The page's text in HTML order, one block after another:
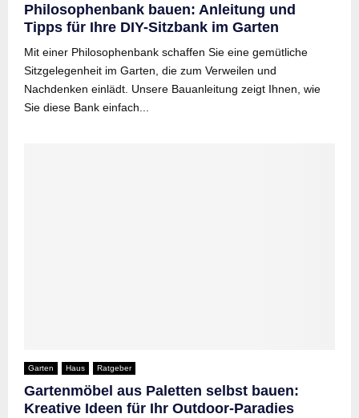
Philosophenbank bauen: Anleitung und
Tipps für Ihre DIY-Sitzbank im Garten
Mit einer Philosophenbank schaffen Sie eine gemütliche
Sitzgelegenheit im Garten, die zum Verweilen und
Nachdenken einlädt. Unsere Bauanleitung zeigt Ihnen, wie
Sie diese Bank einfach...
Garten Haus Ratgeber
Gartenmöbel aus Paletten selbst bauen:
Kreative Ideen für Ihr Outdoor-Paradies